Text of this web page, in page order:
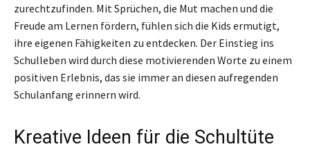
zurechtzufinden. Mit Sprüchen, die Mut machen und die
Freude am Lernen fördern, fühlen sich die Kids ermutigt,
ihre eigenen Fähigkeiten zu entdecken. Der Einstieg ins
Schulleben wird durch diese motivierenden Worte zu einem
positiven Erlebnis, das sie immer an diesen aufregenden
Schulanfang erinnern wird.
Kreative Ideen für die Schultüte